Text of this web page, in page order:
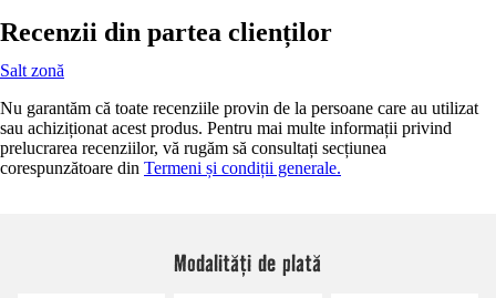
Recenzii din partea clienților
Salt zonă
Nu garantăm că toate recenziile provin de la persoane care au utilizat
sau achiziționat acest produs. Pentru mai multe informații privind
prelucrarea recenziilor, vă rugăm să consultați secțiunea
corespunzătoare din Termeni și condiții generale.
Modalități de plată